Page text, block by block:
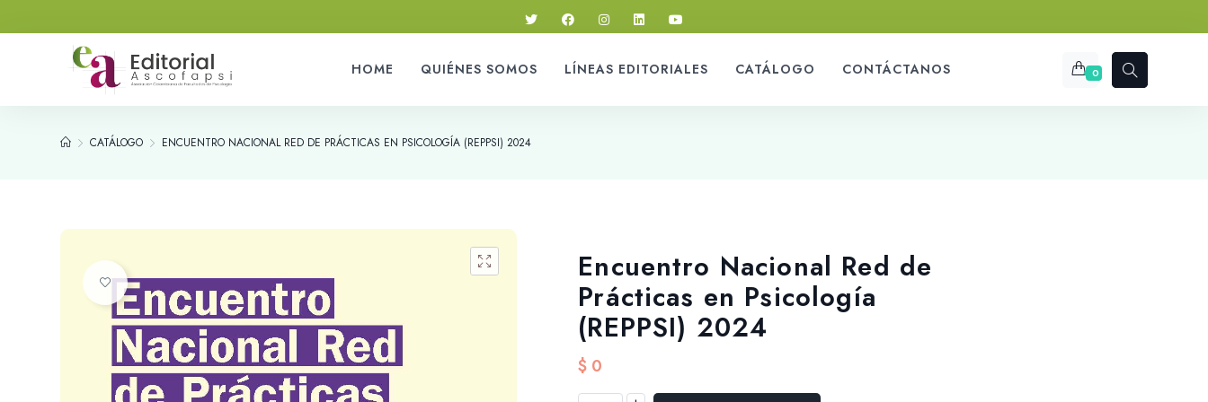
HOME QUIÉNES SOMOS LÍNEAS EDITORIALES CATÁLOGO CONTÁCTANOS 0
CATÁLOGO ENCUENTRO NACIONAL RED DE PRÁCTICAS EN PSICOLOGÍA (REPPSI) 2024
Añadir a la lista de deseos
Encuentro Nacional Red de
Prácticas en Psicología
(REPPSI) 2024
$ 0